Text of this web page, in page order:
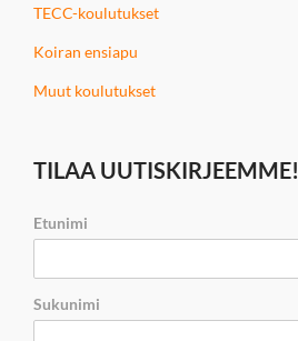
TECC-koulutukset
Koiran ensiapu
Muut koulutukset
TILAA UUTISKIRJEEMME!
Etunimi
Sukunimi